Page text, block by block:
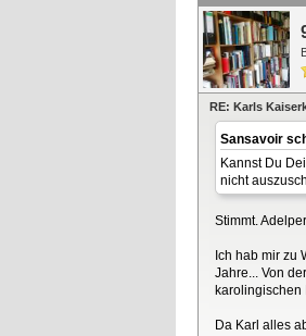
RE: Karls
Sansavoir
Kannst Du
nicht
Stimmt.
Ich hab mir zu
Jahre... Von
karolingischen
Da Karl alles